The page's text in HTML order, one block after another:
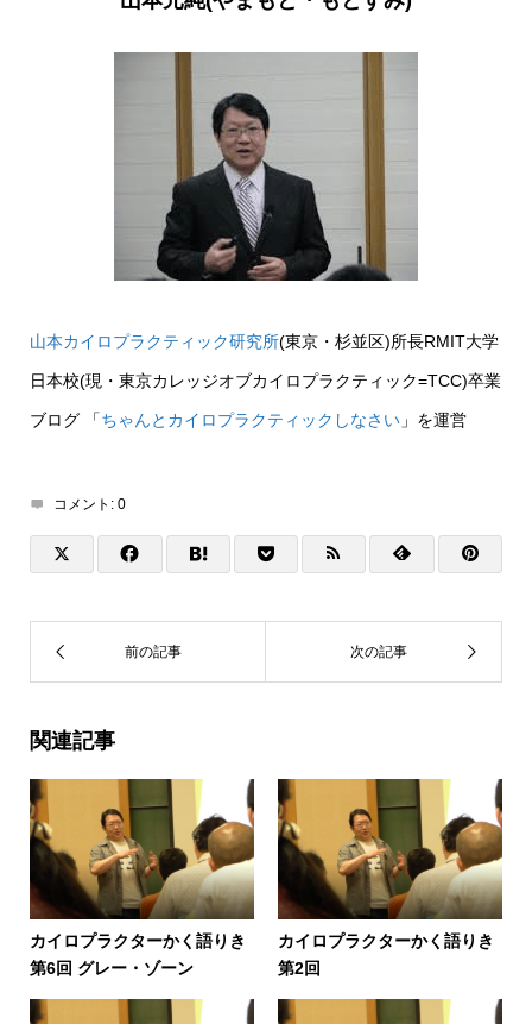
山本カイロプラクティック研究所(東京・杉並区)所長RMIT大学
日本校(現・東京カレッジオブカイロプラクティック=TCC)卒業
ブログ 「ちゃんとカイロプラクティックしなさい」を運営
コメント: 0
関連記事
カイロプラクターかく語りき
第6回 グレー・ゾーン
カイロプラクターかく語りき
第2回